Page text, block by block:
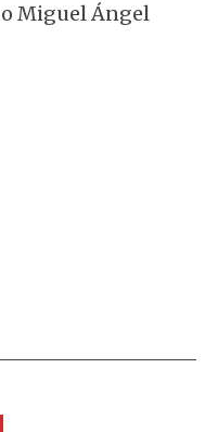
Miguel Ángel